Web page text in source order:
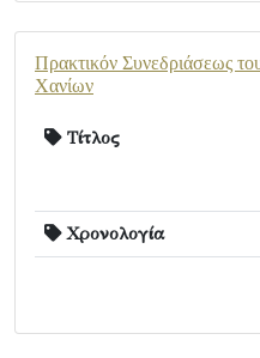
Πρακτικόν Συνεδριάσεως
Χανίων
Τίτλος
Χρονολογία